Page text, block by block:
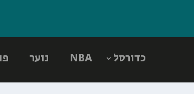
כדורסל NBA נוער